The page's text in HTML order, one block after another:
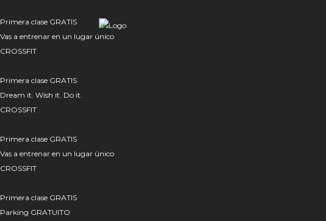
Primera clase GRATIS
Vas a entrenar en un lugar único
CROSSFIT
Primera clase GRATIS
Dream it. Wish it. Do it.
CROSSFIT
Primera clase GRATIS
Vas a entrenar en un lugar único
CROSSFIT
Primera clase GRATIS
Parking GRATUITO